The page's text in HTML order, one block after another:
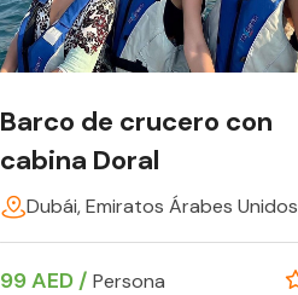
Barco de crucero con
cabina Doral
Dubái, Emiratos Árabes Unidos
99 AED / Persona